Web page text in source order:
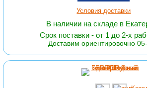
Условия доставки
В наличии на складе в
Срок поставки - от 1 до 2-х
Доставим ориентировочно